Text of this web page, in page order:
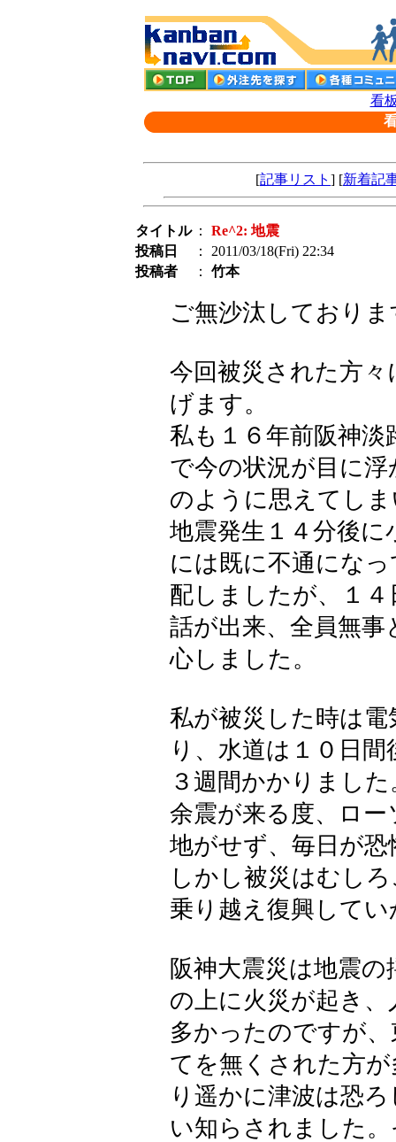
看
[記事リスト ] [新着記
タイトル ： Re^2: 地震
投稿日
： 2011/03/18(Fri) 22:34
投稿者
： 竹本
ご無沙汰しており
今回被災された方
げます。
私も１６年前阪神
で今の状況が目に
のように思えてし
地震発生１４分後
には既に不通にな
配しましたが、１
話が出来、全員無
心しました。
私が被災した時は
り、水道は１０日
３週間かかりました
余震が来る度、ロ
地がせず、毎日が
しかし被災はむし
乗り越え復興して
阪神大震災は地震
の上に火災が起き
多かったのですが
てを無くされた方
り遥かに津波は恐
い知らされました